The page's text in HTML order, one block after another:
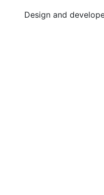
Design and